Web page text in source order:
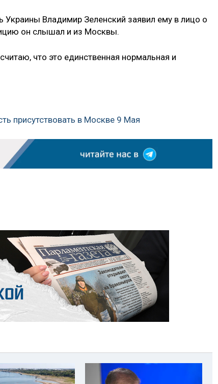
Украины Владимир Зеленский заявил ему в лицо о
он слышал и из Москвы.
что это единственная нормальная и
присутствовать в Москве 9 Мая